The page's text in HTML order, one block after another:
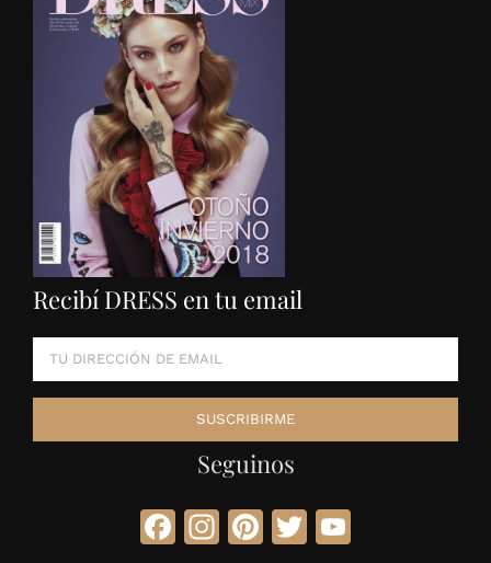
Recibí DRESS en tu email
Seguinos
Facebook
Instagram
Pinterest
Twitter